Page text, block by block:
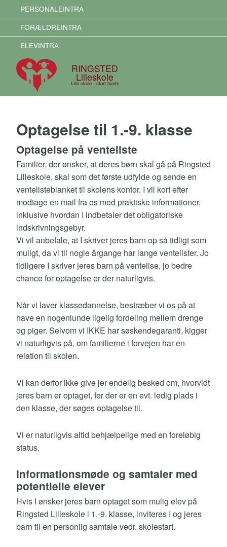
PERSONALEINTRA
FORÆLDREINTRA
ELEVINTRA
RINGSTED
Lilleskole
Lille skole - stort hjerte
Optagelse til 1.-9. klasse
Optagelse på venteliste
Familier, der ønsker, at deres børn skal gå på Ringsted
Lilleskole, skal som det første udfylde og sende en
ventelisteblanket til skolens kontor. I vil kort efter
modtage en mail fra os med praktiske informationer,
inklusive hvordan I indbetaler det obligatoriske
indskrivningsgebyr.
Vi vil anbefale, at I skriver jeres barn op så tidligt som
muligt, da vi til nogle årgange har lange ventelister. Jo
tidligere I skriver jeres barn på ventelise, jo bedre
chance for optagelse er der naturligvis.
Når vi laver klassedannelse, bestræber vi os på at
have en nogenlunde ligelig fordeling mellem drenge
og piger. Selvom vi IKKE har søskendegaranti, kigger
vi naturligvis på, om familierne i forvejen har en
relation til skolen.
Vi kan derfor ikke give jer endelig besked om, hvorvidt
jeres barn er optaget, før der er en evt. ledig plads i
den klasse, der søges optagelse til.
Vi er naturligvis altid behjælpelige med en foreløbig
status.
Informationsmøde og samtaler med
potentielle elever
Hvis I ønsker jeres barn optaget som mulig elev på
Ringsted Lilleskole i 1.-9. klasse, inviteres I og jeres
barn til en personlig samtale vedr. skolestart.